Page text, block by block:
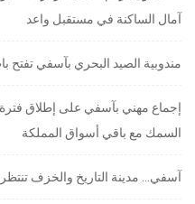
آمال الساكنة في مستقبل واعد
مندوبية الصيد البحري بآسفي تفتح
إجماع مهني بآسفي على إطلاق فترة
السمك مع باقي أسواق المملكة
آسفي… مدينة التاريخ والخزف